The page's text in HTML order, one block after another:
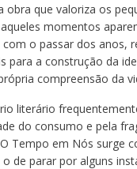
obra que valoriza os
momentos
com o passar dos anos,
para a construção da
compreensão da
literário
do consumo e pela
Tempo em Nós surge
de parar por alguns